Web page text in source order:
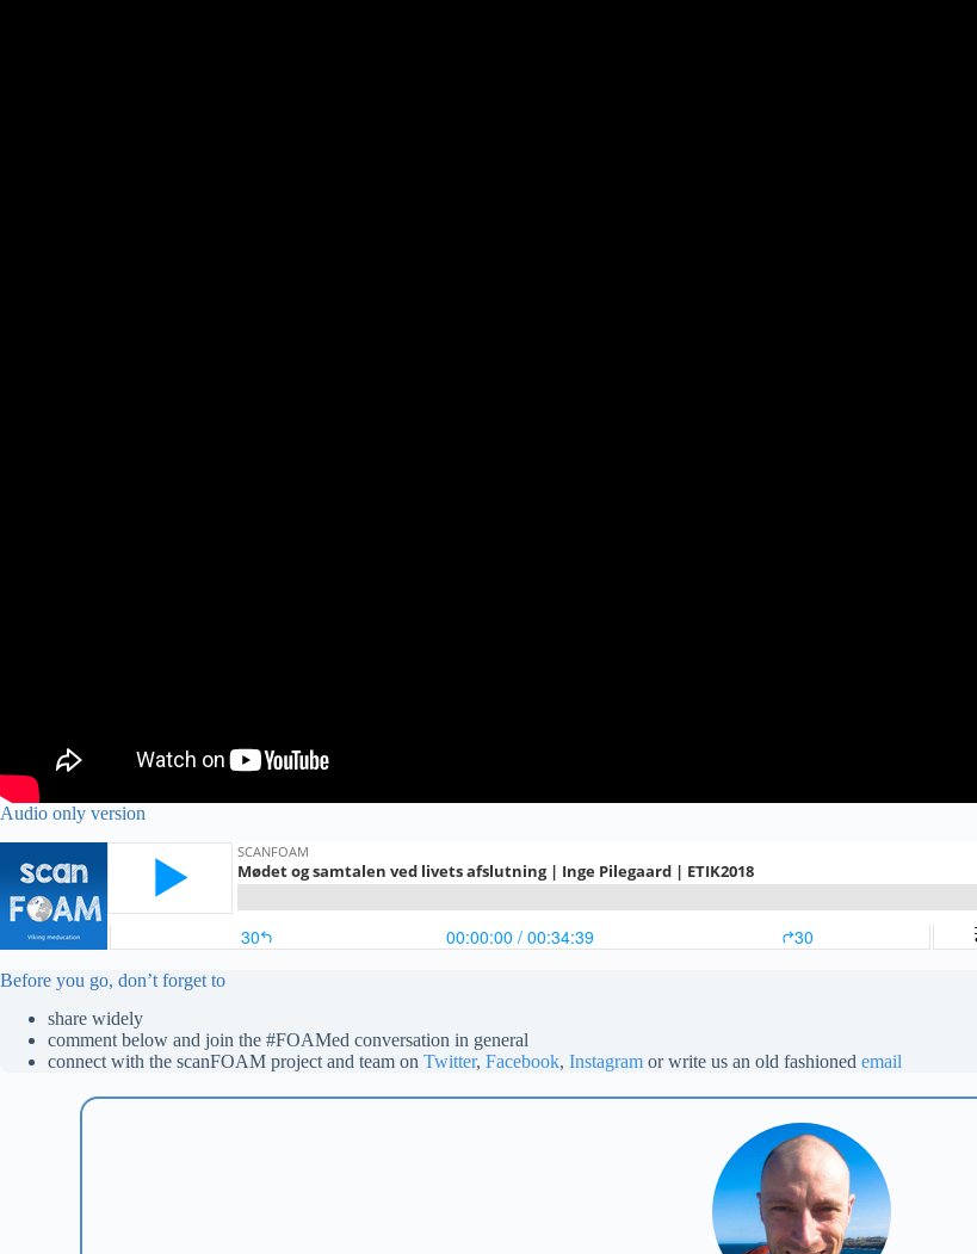
Audio only version
Before you go, don’t forget to
share widely
comment below and join the #FOAMed conversation in general
connect with the scanFOAM project and team on Twitter, Facebook, Instagram or write us an old fashioned email